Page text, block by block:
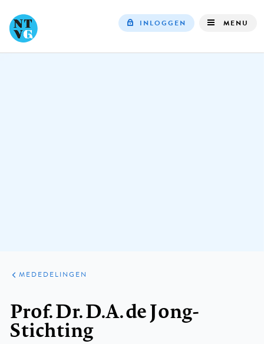
INLOGGEN MENU
ARTIKELEN
VARIA
MEDEDELINGEN
Prof. Dr. D.A. de Jong-
Stichting